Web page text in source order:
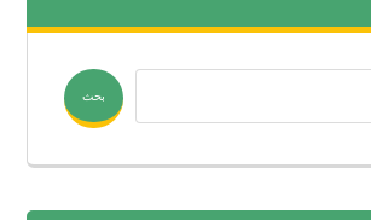
بحث